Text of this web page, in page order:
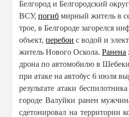
Белгород и Белгородский
ВСУ,погиб мирный житель в
трое, в Белгороде загорелся
объект,перебои с водой и
житель Нового Оскола.Ранена
дрона по автомобилю в
при атаке на автобус 6 июля
результате атаки
городе Валуйки ранен
сдетонировал на территории